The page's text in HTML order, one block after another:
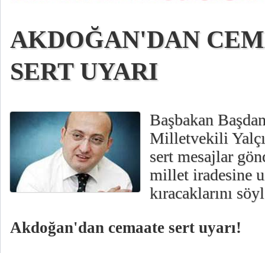
AKDOĞAN'DAN
SERT UYARI
Başbakan
Milletvekili
sert mesajlar
millet iradesine
kıracaklarını
Akdoğan'dan cemaate sert uyarı!